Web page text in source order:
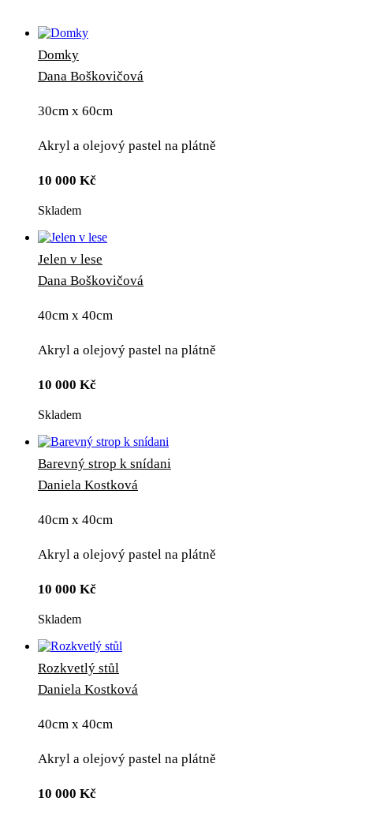
Domky
Dana Boškovičová
30cm x 60cm
Akryl a olejový pastel na plátně
10 000 Kč
Skladem
Jelen v lese
Dana Boškovičová
40cm x 40cm
Akryl a olejový pastel na plátně
10 000 Kč
Skladem
Barevný strop k snídani
Daniela Kostková
40cm x 40cm
Akryl a olejový pastel na plátně
10 000 Kč
Skladem
Rozkvetlý stůl
Daniela Kostková
40cm x 40cm
Akryl a olejový pastel na plátně
10 000 Kč